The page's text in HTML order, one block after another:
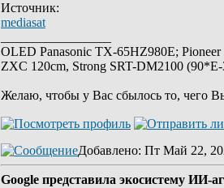
Источник:
mediasat
OLED Panasonic TX-65HZ980E;
ZXC 120cm, Strong SRT-DM2100
Желаю, чтобы у Вас сбылось то, чего
Добавлено: Пт Май 22,
Google представила экосистему ИИ-